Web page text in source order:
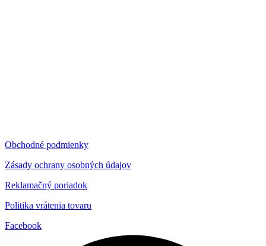
Obchodné podmienky
Zásady ochrany osobných údajov
Reklamačný poriadok
Politika vrátenia tovaru
Facebook